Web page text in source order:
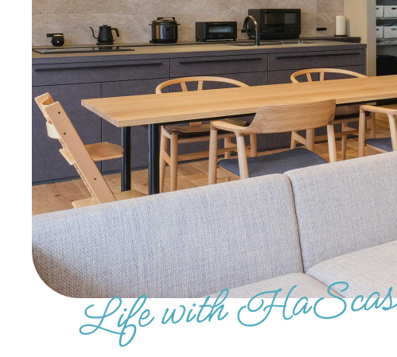
ポラスグループについて
施工・人材
保証・アフターメンテナス